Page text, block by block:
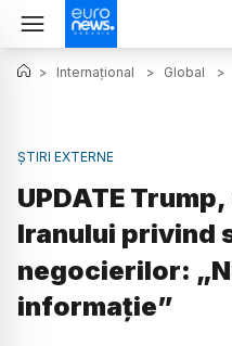
> Internațional > Global >
ȘTIRI EXTERNE
UPDATE
Iranului privind
negocierilor:
informație”